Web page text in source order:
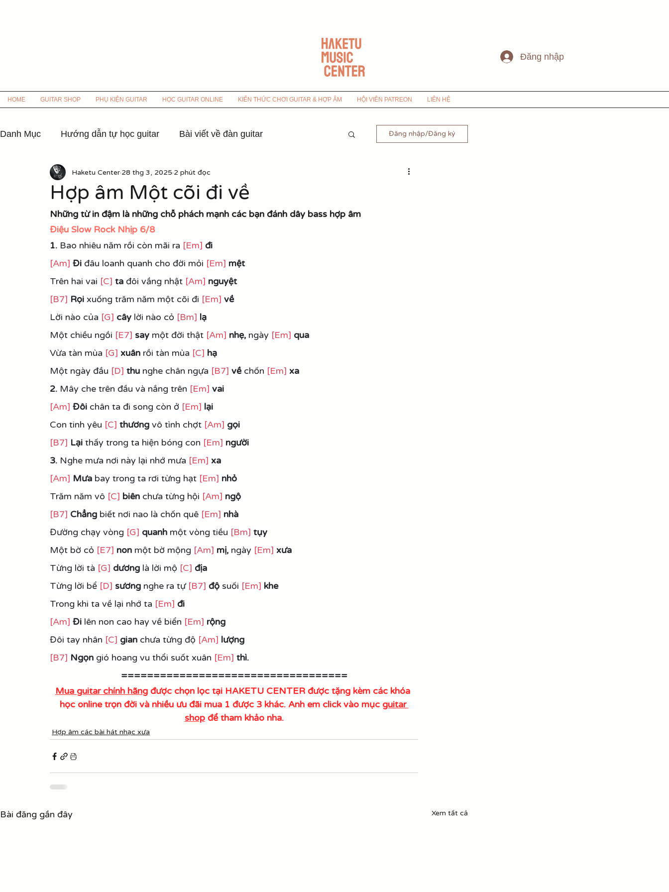
Đăng nhập
HOME GUITAR SHOP PHỤ KIỆN GUITAR HỌC GUITAR ONLINE KIẾN THỨC CHƠI GUITAR & HỢP ÂM HỘI VIÊN PATREON LIÊN HỆ
Danh Mục Hướng dẫn tự học guitar Bài viết về đàn guitar
Hợp âm các bài hát nhạc xưa Hợp âm nhạc 8x-9x
Hợp âm Nhạc Hoa lời Việt Hợp âm các bài hát Bolero
Đăng nhập/Đăng ký
Hợp âm Một cõi đi về
Haketu Center 28 thg 3, 2025 2 phút đọc
Những từ in đậm là những chỗ phách mạnh các bạn đánh dây bass hợp âm
Điệu Slow Rock Nhịp 6/8
1. Bao nhiêu năm rồi còn mãi ra [Em] đi
[Am] Đi đâu loanh quanh cho đời mỏi [Em] mệt
Trên hai vai [C] ta đôi vầng nhật [Am] nguyệt
[B7] Rọi xuống trăm năm một cõi đi [Em] về
Lời nào của [G] cây lời nào cỏ [Bm] lạ
Một chiều ngồi [E7] say một đời thật [Am] nhẹ, ngày [Em] qua
Vừa tàn mùa [G] xuân rồi tàn mùa [C] hạ
Một ngày đầu [D] thu nghe chân ngựa [B7] về chốn [Em] xa
2. Mây che trên đầu và nắng trên [Em] vai
[Am] Đôi chân ta đi song còn ở [Em] lại
Con tinh yêu [C] thương vô tình chợt [Am] gọi
[B7] Lại thấy trong ta hiện bóng con [Em] người
3. Nghe mưa nơi này lại nhớ mưa [Em] xa
[Am] Mưa bay trong ta rơi từng hạt [Em] nhỏ
Trăm năm vô [C] biên chưa từng hội [Am] ngộ
[B7] Chẳng biết nơi nao là chốn quê [Em] nhà
Đường chạy vòng [G] quanh một vòng tiều [Bm] tụy
Một bờ cỏ [E7] non một bờ mộng [Am] mị, ngày [Em] xưa
Từng lời tà [G] dương là lời mộ [C] địa
Từng lời bể [D] sương nghe ra tự [B7] độ suối [Em] khe
Trong khi ta về lại nhớ ta [Em] đi
[Am] Đi lên non cao hay về biển [Em] rộng
Đôi tay nhân [C] gian chưa từng độ [Am] lượng
[B7] Ngọn gió hoang vu thổi suốt xuân [Em] thì.
===================================
Mua guitar chính hãng được chọn lọc tại HAKETU CENTER được tặng kèm các khóa
học online trọn đời và nhiều ưu đãi mua 1 được 3 khác. Anh em click vào mục guitar
shop để tham khảo nha.
Hợp âm các bài hát nhạc xưa
Bài đăng gần đây Xem tất cả